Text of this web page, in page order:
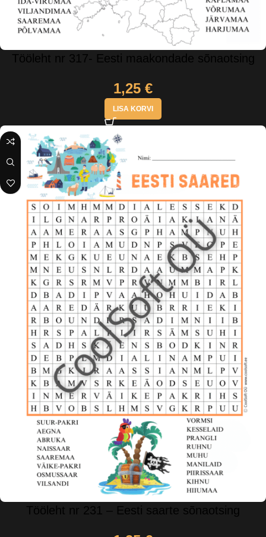
Tööleht nr 317- Eesti maakondade sõnaotsing
1,25 €
LISA KORVI
Tööleht nr 231 – Eesti saarte sõnaotsing